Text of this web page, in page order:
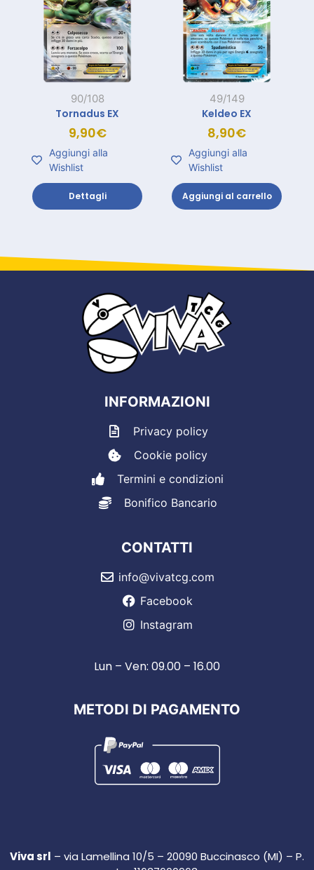
90/108
Tornadus EX
9,90€
Aggiungi alla
Wishlist
Dettagli
49/149
Keldeo EX
8,90€
Aggiungi alla
Wishlist
Aggiungi al carrello
INFORMAZIONI
Privacy policy
Cookie policy
Termini e condizioni
Bonifico Bancario
CONTATTI
info@vivatcg.com
Facebook
Instagram
Lun – Ven: 09.00 – 16.00
METODI DI PAGAMENTO
Viva srl – via Lamellina 10/5 – 20090 Buccinasco (MI) – P.